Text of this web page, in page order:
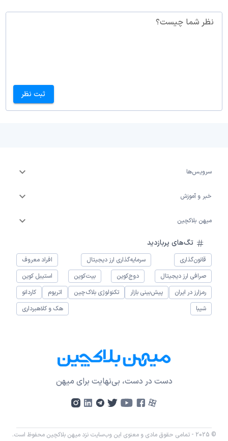
نظر شما چیست؟
ثبت نظر
سرویس‌ها
خبر و آموزش
میهن بلاکچین
تگ‌های پربازدید
قانون‌گذاری سرمایه‌گذاری ارز دیجیتال
افراد معروف
صرافی ارز دیجیتال
دوج‌کوین بیت‌کوین
استیبل کوین
رمزارز در ایران
پیش‌بینی بازار تکنولوژی بلاک‌چین اتریوم
کاردانو
شیبا
هک و کلاهبرداری
دست در دست، بی‌نهایت برای میهن
© 2025 - تمامی حقوق مادی و معنوی این وب‌سایت نزد میهن بلاکچین محفوظ است.